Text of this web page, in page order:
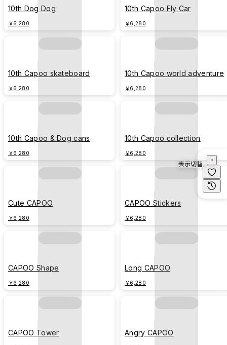
10th Dog Dog
￥6,280
10th Capoo Fly Car
￥6,280
10th Capoo skateboard
￥6,280
10th Capoo world adventure
￥6,280
10th Capoo & Dog cans
￥6,280
10th Capoo collection
￥6,280
Cute CAPOO
￥6,280
CAPOO Stickers
￥6,280
CAPOO Shape
￥6,280
Long CAPOO
￥6,280
CAPOO Tower Angry CAPOO
表示切替